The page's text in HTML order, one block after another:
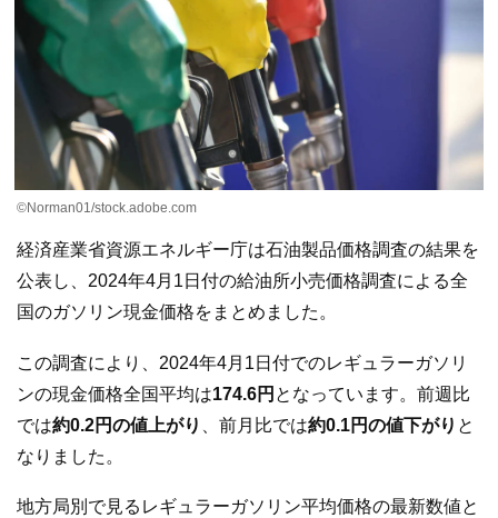
©Norman01/stock.adobe.com
経済産業省資源エネルギー庁は石油製品価格調査の結果を
公表し、2024年4月1日付の給油所小売価格調査による全
国のガソリン現金価格をまとめました。
この調査により、2024年4月1日付でのレギュラーガソリ
ンの現金価格全国平均は174.6円 となっています。前週比
では約0.2円の値上がり 、前月比では約0.1円の値下がり と
なりました。
地方局別で見るレギュラーガソリン平均価格の最新数値と